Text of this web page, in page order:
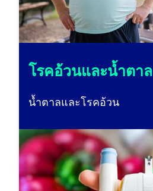
โรคอ้วนและน้ำตาล
น้ำตาลและโรคอ้วน